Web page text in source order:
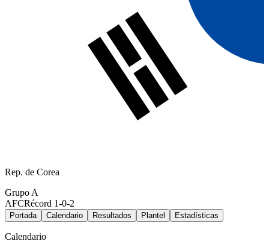
Rep. de Corea
Grupo A
AFCRécord 1-0-2
Portada Calendario Resultados Plantel Estadísticas
Calendario